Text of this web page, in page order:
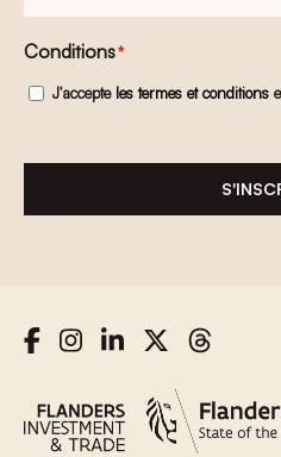
e-
mail*
Conditions*
J'accepte les termes et conditions